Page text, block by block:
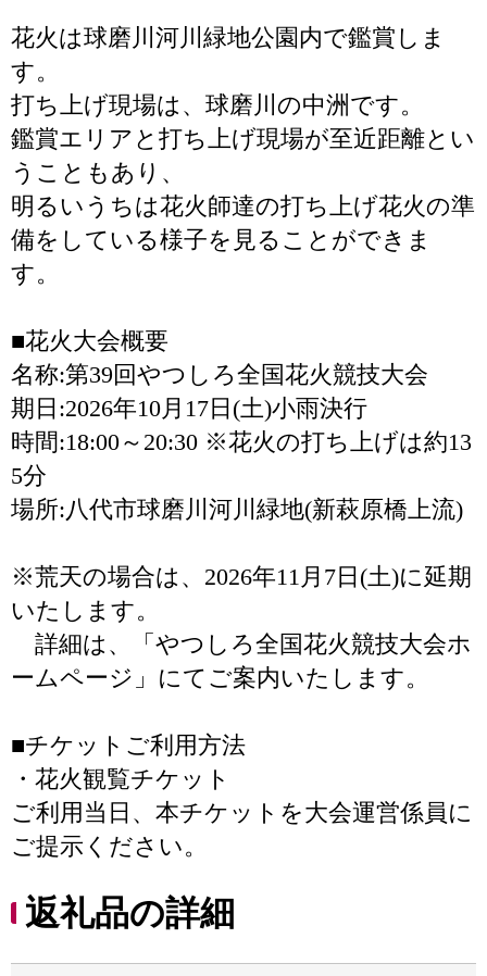
花火は球磨川河川緑地公園内で鑑賞しま
す。
打ち上げ現場は、球磨川の中洲です。
鑑賞エリアと打ち上げ現場が至近距離とい
うこともあり、
明るいうちは花火師達の打ち上げ花火の準
備をしている様子を見ることができま
す。
■花火大会概要
名称:第39回やつしろ全国花火競技大会
期日:2026年10月17日(土)小雨決行
時間:18:00～20:30 ※花火の打ち上げは約13
5分
場所:八代市球磨川河川緑地(新萩原橋上流)
※荒天の場合は、2026年11月7日(土)に延期
いたします。
詳細は、「やつしろ全国花火競技大会ホ
ームページ」にてご案内いたします。
■チケットご利用方法
・花火観覧チケット
ご利用当日、本チケットを大会運営係員に
ご提示ください。
返礼品の詳細